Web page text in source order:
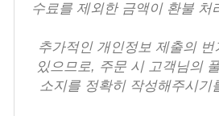
수료를 제외한 금액이 환불 처
추가적인 개인정보 제출의
있으므로, 주문 시 고객님의
소지를 정확히 작성해주시기